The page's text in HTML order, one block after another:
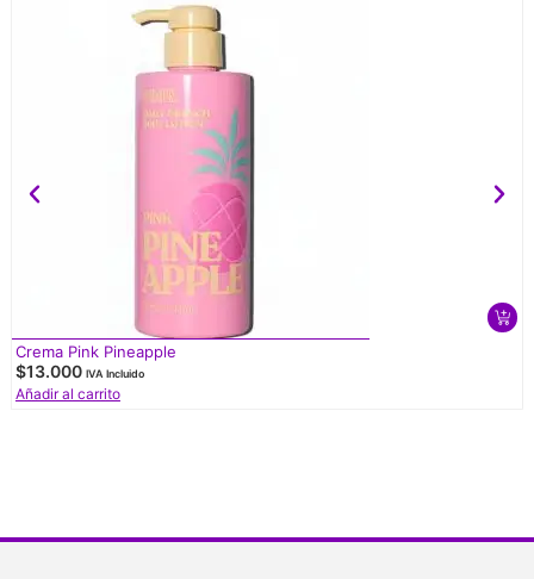
Crema Pink Pineapple
$13.000 IVA Incluido
Añadir al carrito